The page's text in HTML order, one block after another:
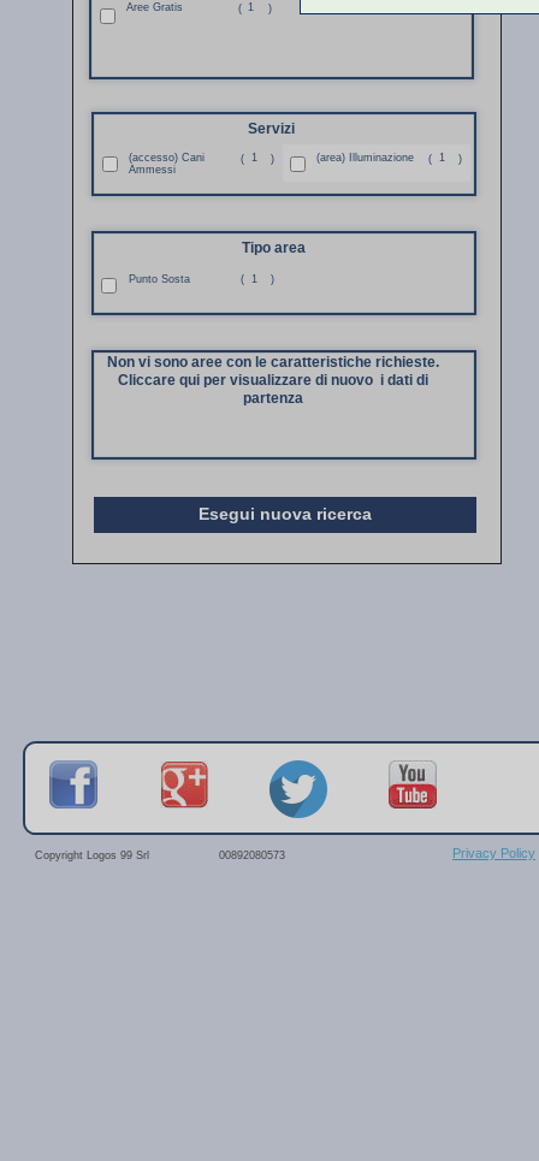
Copyright Logos 99 Srl 00892080573 Privacy Policy
( 1 )
Aree Gratis
Servizi
(accesso) Cani
Ammessi
( 1 ) (area) Illuminazione ( 1 )
Tipo area
Punto Sosta ( 1 )
Non vi sono aree con le caratteristiche richieste.
Cliccare qui per visualizzare di nuovo i dati di
partenza
Esegui nuova ricerca